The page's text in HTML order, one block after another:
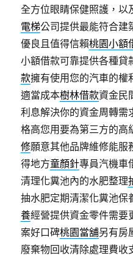
全方位眼睛保健照護，以
電梯公司提供最能符合建
優良且值得信賴桃園小額
小額借款可靠提供各種貸
款擁有使用您的汽車的權
適當成本樹林借款資金民
利息解決你的資金周轉需
格高您用要為第三方的高
修願意其他品牌維修能服
得地方童顏針專員汽機車
清理化糞池內的水肥整理
抽水肥定期清潔化糞池保
養經營提供資金零件需要
案好口碑桃園當舖另有房
廢棄物回收清除處理費收